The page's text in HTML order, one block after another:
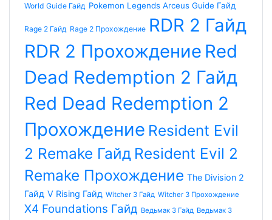
World Guide Гайд Pokemon Legends Arceus Guide Гайд
Rage 2 Гайд Rage 2 Прохождение RDR 2 Гайд
RDR 2 Прохождение Red
Dead Redemption 2 Гайд
Red Dead Redemption 2
Прохождение Resident Evil
2 Remake Гайд Resident Evil 2
Remake Прохождение The Division 2
Гайд V Rising Гайд Witcher 3 Гайд Witcher 3 Прохождение
X4 Foundations Гайд Ведьмак 3 Гайд Ведьмак 3